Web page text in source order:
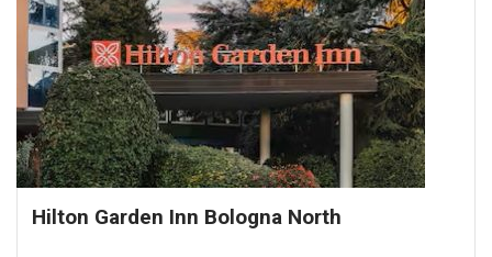
Hilton Garden Inn Bologna North